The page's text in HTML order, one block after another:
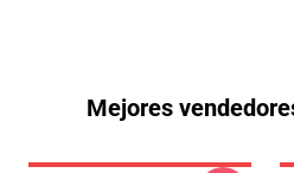
Mejores